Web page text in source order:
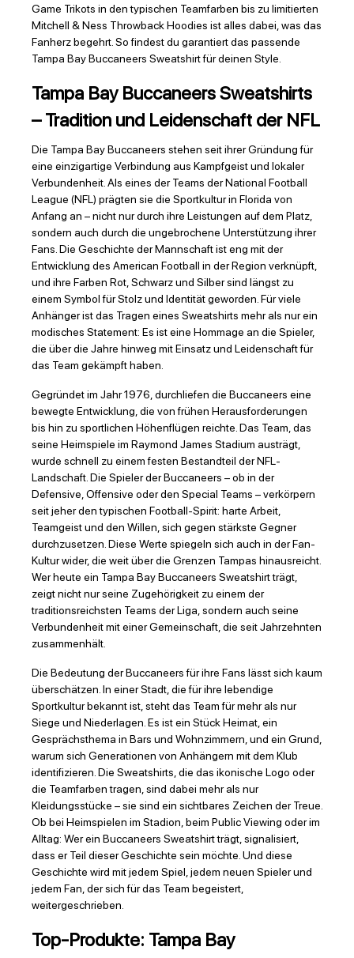
Game Trikots in den typischen Teamfarben bis zu limitierten
Mitchell & Ness Throwback Hoodies ist alles dabei, was das
Fanherz begehrt. So findest du garantiert das passende
Tampa Bay Buccaneers Sweatshirt für deinen Style.
Tampa Bay Buccaneers Sweatshirts
– Tradition und Leidenschaft der NFL
Die Tampa Bay Buccaneers stehen seit ihrer Gründung für
eine einzigartige Verbindung aus Kampfgeist und lokaler
Verbundenheit. Als eines der Teams der National Football
League (NFL) prägten sie die Sportkultur in Florida von
Anfang an – nicht nur durch ihre Leistungen auf dem Platz,
sondern auch durch die ungebrochene Unterstützung ihrer
Fans. Die Geschichte der Mannschaft ist eng mit der
Entwicklung des American Football in der Region verknüpft,
und ihre Farben Rot, Schwarz und Silber sind längst zu
einem Symbol für Stolz und Identität geworden. Für viele
Anhänger ist das Tragen eines Sweatshirts mehr als nur ein
modisches Statement: Es ist eine Hommage an die Spieler,
die über die Jahre hinweg mit Einsatz und Leidenschaft für
das Team gekämpft haben.
Gegründet im Jahr 1976, durchliefen die Buccaneers eine
bewegte Entwicklung, die von frühen Herausforderungen
bis hin zu sportlichen Höhenflügen reichte. Das Team, das
seine Heimspiele im Raymond James Stadium austrägt,
wurde schnell zu einem festen Bestandteil der NFL-
Landschaft. Die Spieler der Buccaneers – ob in der
Defensive, Offensive oder den Special Teams – verkörpern
seit jeher den typischen Football-Spirit: harte Arbeit,
Teamgeist und den Willen, sich gegen stärkste Gegner
durchzusetzen. Diese Werte spiegeln sich auch in der Fan-
Kultur wider, die weit über die Grenzen Tampas hinausreicht.
Wer heute ein Tampa Bay Buccaneers Sweatshirt trägt,
zeigt nicht nur seine Zugehörigkeit zu einem der
traditionsreichsten Teams der Liga, sondern auch seine
Verbundenheit mit einer Gemeinschaft, die seit Jahrzehnten
zusammenhält.
Die Bedeutung der Buccaneers für ihre Fans lässt sich kaum
überschätzen. In einer Stadt, die für ihre lebendige
Sportkultur bekannt ist, steht das Team für mehr als nur
Siege und Niederlagen. Es ist ein Stück Heimat, ein
Gesprächsthema in Bars und Wohnzimmern, und ein Grund,
warum sich Generationen von Anhängern mit dem Klub
identifizieren. Die Sweatshirts, die das ikonische Logo oder
die Teamfarben tragen, sind dabei mehr als nur
Kleidungsstücke – sie sind ein sichtbares Zeichen der Treue.
Ob bei Heimspielen im Stadion, beim Public Viewing oder im
Alltag: Wer ein Buccaneers Sweatshirt trägt, signalisiert,
dass er Teil dieser Geschichte sein möchte. Und diese
Geschichte wird mit jedem Spiel, jedem neuen Spieler und
jedem Fan, der sich für das Team begeistert,
weitergeschrieben.
Top-Produkte: Tampa Bay